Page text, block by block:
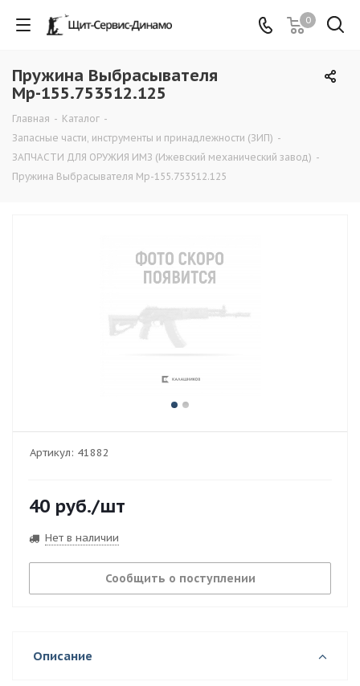
0
Пружина Выбрасывателя
Мр-155.753512.125
Главная - Каталог -
Запасные части, инструменты и принадлежности (ЗИП) -
ЗАПЧАСТИ ДЛЯ ОРУЖИЯ ИМЗ (Ижевский механический завод) -
Пружина Выбрасывателя Мр-155.753512.125
Артикул: 41882
40 руб./шт
Нет в наличии
Сообщить о поступлении
Описание